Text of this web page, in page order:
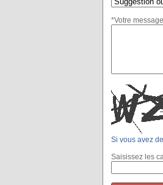
*Votre
Si vous avez
Saisissez les